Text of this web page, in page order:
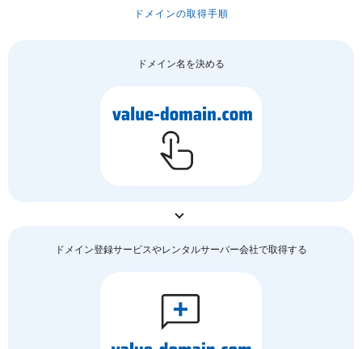
ドメインの取得手順
ドメイン名を決める
ドメイン登録サービスやレンタルサーバー会社で取得する